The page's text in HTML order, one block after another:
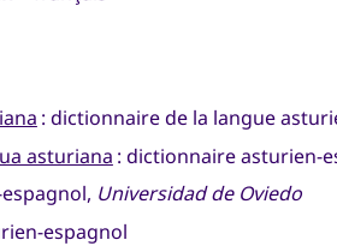
: dictionnaire de la langue
asturiana : dictionnaire asturien-
Universidad de Oviedo
espagnol